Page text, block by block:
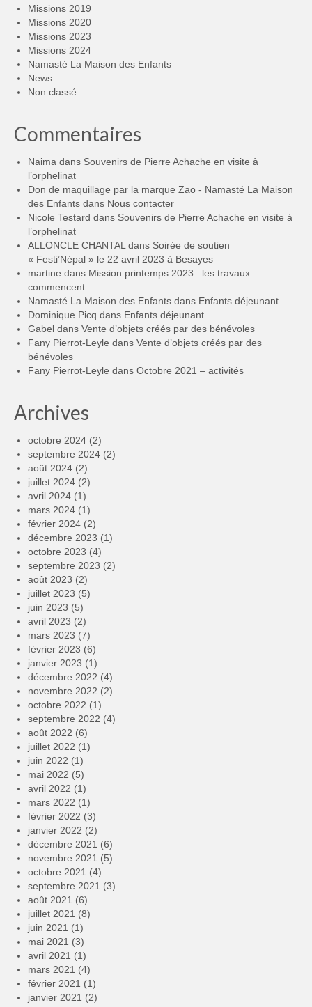
Missions 2019
Missions 2020
Missions 2023
Missions 2024
Namasté La Maison des Enfants
News
Non classé
Commentaires
Naima dans Souvenirs de Pierre Achache en visite à
l’orphelinat
Don de maquillage par la marque Zao - Namasté La Maison
des Enfants dans Nous contacter
Nicole Testard dans Souvenirs de Pierre Achache en visite à
l’orphelinat
ALLONCLE CHANTAL dans Soirée de soutien
« Festi’Népal » le 22 avril 2023 à Besayes
martine dans Mission printemps 2023 : les travaux
commencent
Namasté La Maison des Enfants dans Enfants déjeunant
Dominique Picq dans Enfants déjeunant
Gabel dans Vente d’objets créés par des bénévoles
Fany Pierrot-Leyle dans Vente d’objets créés par des
bénévoles
Fany Pierrot-Leyle dans Octobre 2021 – activités
Archives
octobre 2024 (2)
septembre 2024 (2)
août 2024 (2)
juillet 2024 (2)
avril 2024 (1)
mars 2024 (1)
février 2024 (2)
décembre 2023 (1)
octobre 2023 (4)
septembre 2023 (2)
août 2023 (2)
juillet 2023 (5)
juin 2023 (5)
avril 2023 (2)
mars 2023 (7)
février 2023 (6)
janvier 2023 (1)
décembre 2022 (4)
novembre 2022 (2)
octobre 2022 (1)
septembre 2022 (4)
août 2022 (6)
juillet 2022 (1)
juin 2022 (1)
mai 2022 (5)
avril 2022 (1)
mars 2022 (1)
février 2022 (3)
janvier 2022 (2)
décembre 2021 (6)
novembre 2021 (5)
octobre 2021 (4)
septembre 2021 (3)
août 2021 (6)
juillet 2021 (8)
juin 2021 (1)
mai 2021 (3)
avril 2021 (1)
mars 2021 (4)
février 2021 (1)
janvier 2021 (2)